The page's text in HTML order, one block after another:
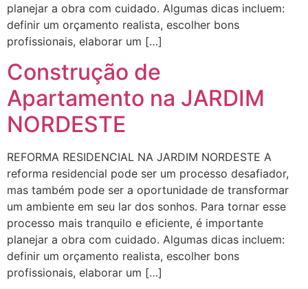
planejar a obra com cuidado. Algumas dicas incluem:
definir um orçamento realista, escolher bons
profissionais, elaborar um […]
Construção de
Apartamento na JARDIM
NORDESTE
REFORMA RESIDENCIAL NA JARDIM NORDESTE A
reforma residencial pode ser um processo desafiador,
mas também pode ser a oportunidade de transformar
um ambiente em seu lar dos sonhos. Para tornar esse
processo mais tranquilo e eficiente, é importante
planejar a obra com cuidado. Algumas dicas incluem:
definir um orçamento realista, escolher bons
profissionais, elaborar um […]